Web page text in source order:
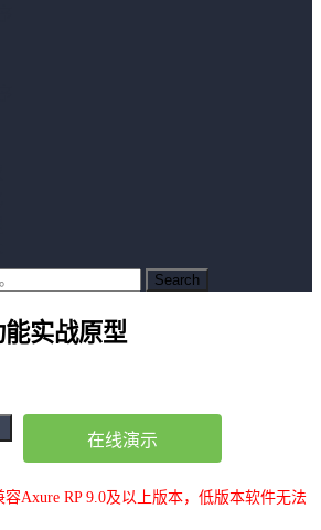
实战原型
在线演示
Axure RP 9.0及以上版本，低版本软件无法